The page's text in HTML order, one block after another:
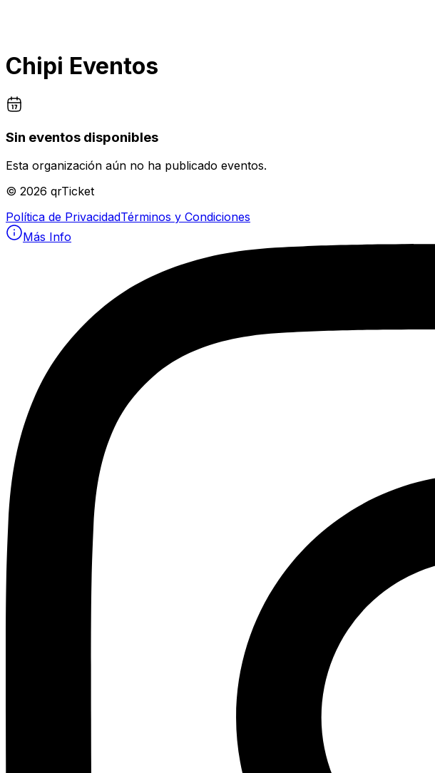
Chipi Eventos
Sin eventos disponibles
Esta organización aún no ha publicado eventos.
© 2026 qrTicket
Política de PrivacidadTérminos y Condiciones
Más Info